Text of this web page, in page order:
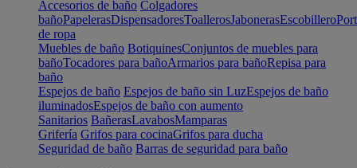
Accesorios de baño Colgadores
bañoPapelerasDispensadoresToallerosJabonerasEscobillero
de ropa
Muebles de baño BotiquinesConjuntos de muebles para
bañoTocadores para bañoArmarios para bañoRepisa para
baño
Espejos de baño Espejos de baño sin LuzEspejos de baño
iluminadosEspejos de baño con aumento
Sanitarios BañerasLavabosMamparas
Grifería Grifos para cocinaGrifos para ducha
Seguridad de baño Barras de seguridad para baño